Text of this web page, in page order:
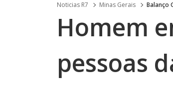
Noticias R7 Minas Gerais Balanço
Homem
pessoas